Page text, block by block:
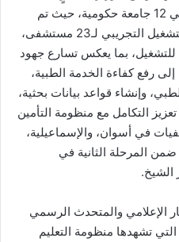
على ميكنة 79 مستشفى جامعيًا في 12 جامعة حكومية، حيث تم
تشغيل 19 مستشفى فعليًا، وبدء التشغيل التجريبي لـ23 مستشفى،
للتشغيل، بما يعكس تسارع جهود
رفع كفاءة الخدمة الطبية،
وإنشاء قواعد بيانات بحثية،
التكامل مع منظومة التأمين
عبر ربط 9 مستشفيات في أسوان، والإسماعيلية،
18 مستشفى ضمن المرحلة الثانية في
الشيخ.
الإعلامي والمتحدث الرسمي
تشهدها منظومة التعليم